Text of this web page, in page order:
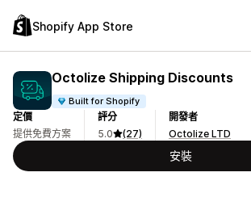
Shopify App Store
Octolize Shipping Discounts
Built for Shopify
定價
提供免費方案
評分
5.0
(27)
開發者
Octolize LTD
安裝